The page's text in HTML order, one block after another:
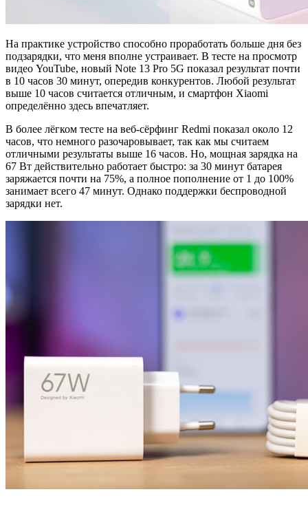
На практике устройство способно проработать больше дня без
подзарядки, что меня вполне устраивает. В тесте на просмотр
видео YouTube, новый Note 13 Pro 5G показал результат почти
в 10 часов 30 минут, опередив конкурентов. Любой результат
выше 10 часов считается отличным, и смартфон Xiaomi
определённо здесь впечатляет.
В более лёгком тесте на веб-сёрфинг Redmi показал около 12
часов, что немного разочаровывает, так как мы считаем
отличными результаты выше 16 часов. Но, мощная зарядка на
67 Вт действительно работает быстро: за 30 минут батарея
заряжается почти на 75%, а полное пополнение от 1 до 100%
занимает всего 47 минут. Однако поддержки беспроводной
зарядки нет.